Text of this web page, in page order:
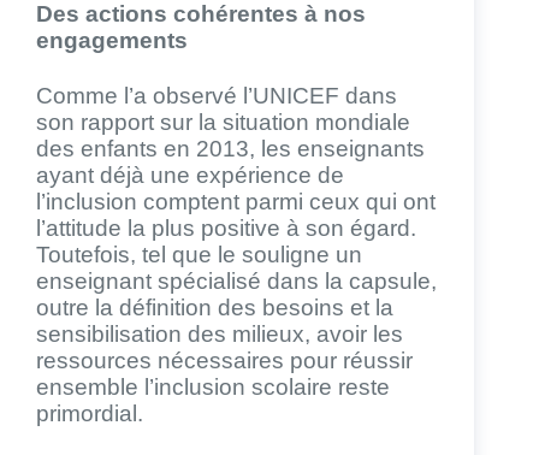
Des actions cohérentes à nos
engagements
Comme l’a observé l’UNICEF dans
son rapport sur la situation mondiale
des enfants en 2013, les enseignants
ayant déjà une expérience de
l’inclusion comptent parmi ceux qui ont
l’attitude la plus positive à son égard.
Toutefois, tel que le souligne un
enseignant spécialisé dans la capsule,
outre la définition des besoins et la
sensibilisation des milieux, avoir les
ressources nécessaires pour réussir
ensemble l’inclusion scolaire reste
primordial.